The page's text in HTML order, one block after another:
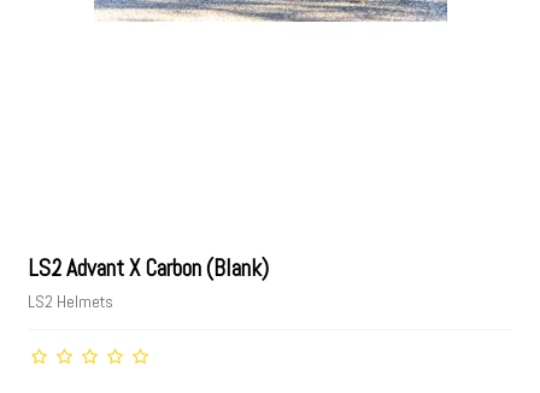
LS2 Advant X Carbon (Blank)
LS2 Helmets